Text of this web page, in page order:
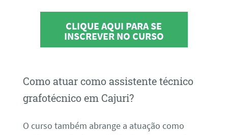
CLIQUE AQUI PARA SE
INSCREVER NO CURSO
Como atuar como assistente técnico
grafotécnico em Cajuri?
O curso também abrange a atuação como